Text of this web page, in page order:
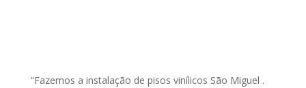
“Fazemos a instalação de pisos vinílicos São Miguel .